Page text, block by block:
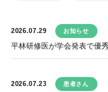
2026.07.29 お知らせ
平林研修医が学会発表で優
2026.07.23 患者さん